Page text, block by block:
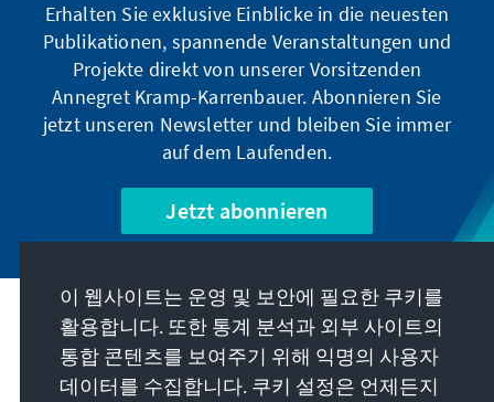
Erhalten Sie exklusive Einblicke in die neuesten
Publikationen, spannende Veranstaltungen und
Projekte direkt von unserer Vorsitzenden
Annegret Kramp-Karrenbauer. Abonnieren Sie
jetzt unseren Newsletter und bleiben Sie immer
auf dem Laufenden.
Jetzt abonnieren
우리의 과제
연락처
이 웹사이트는 운영 및 보안에 필요한 쿠키를
활용합니다. 또한 통계 분석과 외부 사이트의
통합 콘텐츠를 보여주기 위해 익명의 사용자
데이터를 수집합니다. 쿠키 설정은 언제든지